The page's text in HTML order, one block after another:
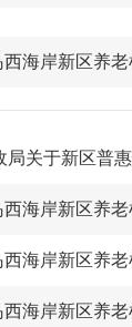
海岸新区养
局关于新区普
海岸新区养
海岸新区养
海岸新区养